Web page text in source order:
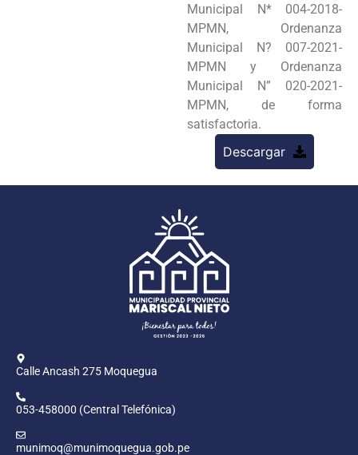
Municipal N* 004-2018-
MPMN, Ordenanza
Municipal N? 007-2021-
MPMN y Ordenanza
Municipal N” 020-2021-
MPMN, de forma
satisfactoria.
Descargar
Calle Ancash 275 Moquegua
053-458000 (Central Telefónica)
munimoq@munimoquegua.gob.pe